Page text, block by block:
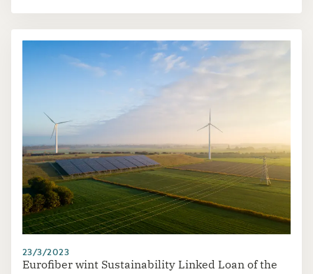
23/3/2023
Eurofiber wint Sustainability Linked Loan of the